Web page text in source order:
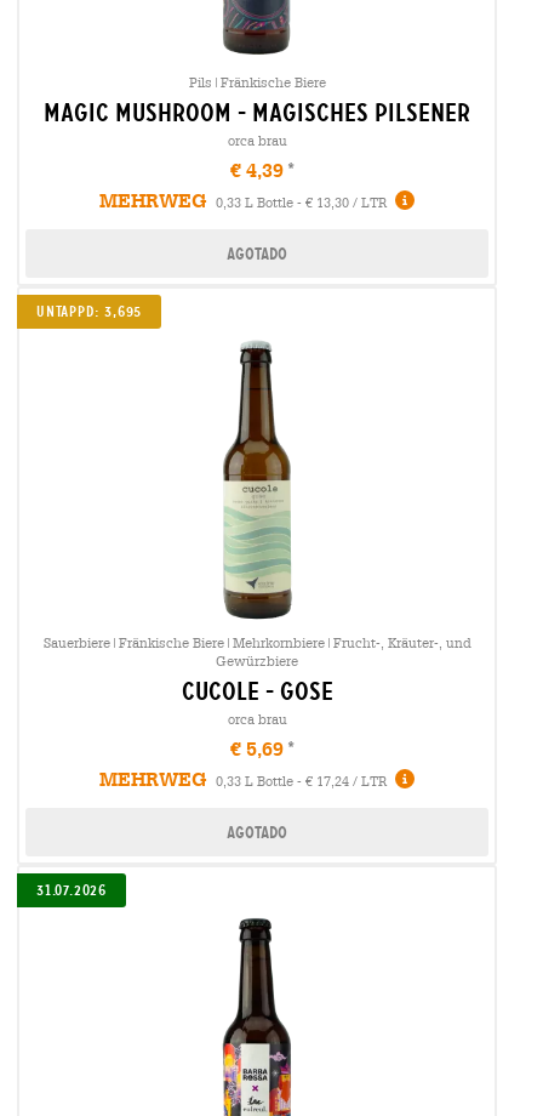
Pils|Fränkische Biere
magic mushroom - magisches pilsener
orca brau
€ 4,39
MEHRWEG
0,33 L Bottle - € 13,30 / LTR
Agotado
Untappd: 3,695
Sauerbiere|Fränkische Biere|Mehrkornbiere|Frucht-, Kräuter-, und
Gewürzbiere
cucole - gose
orca brau
€ 5,69
MEHRWEG
0,33 L Bottle - € 17,24 / LTR
Agotado
31.07.2026